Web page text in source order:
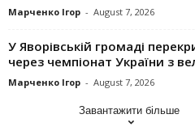
Марченко Ігор - August 7, 2026
У Яворівській громаді
через чемпіонат України з
Марченко Ігор - August 7, 2026
Завантажити більше